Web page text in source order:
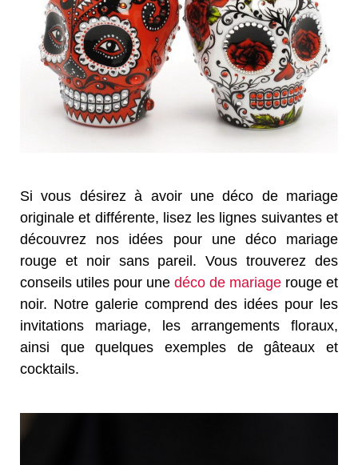
Si vous désirez à avoir une déco de mariage
originale et différente, lisez les lignes suivantes et
découvrez nos idées pour une déco mariage
rouge et noir sans pareil. Vous trouverez des
conseils utiles pour une déco de mariage rouge et
noir. Notre galerie comprend des idées pour les
invitations mariage, les arrangements floraux,
ainsi que quelques exemples de gâteaux et
cocktails.